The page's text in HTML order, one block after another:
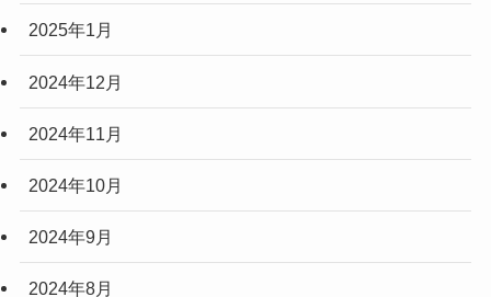
2025年1月
2024年12月
2024年11月
2024年10月
2024年9月
2024年8月